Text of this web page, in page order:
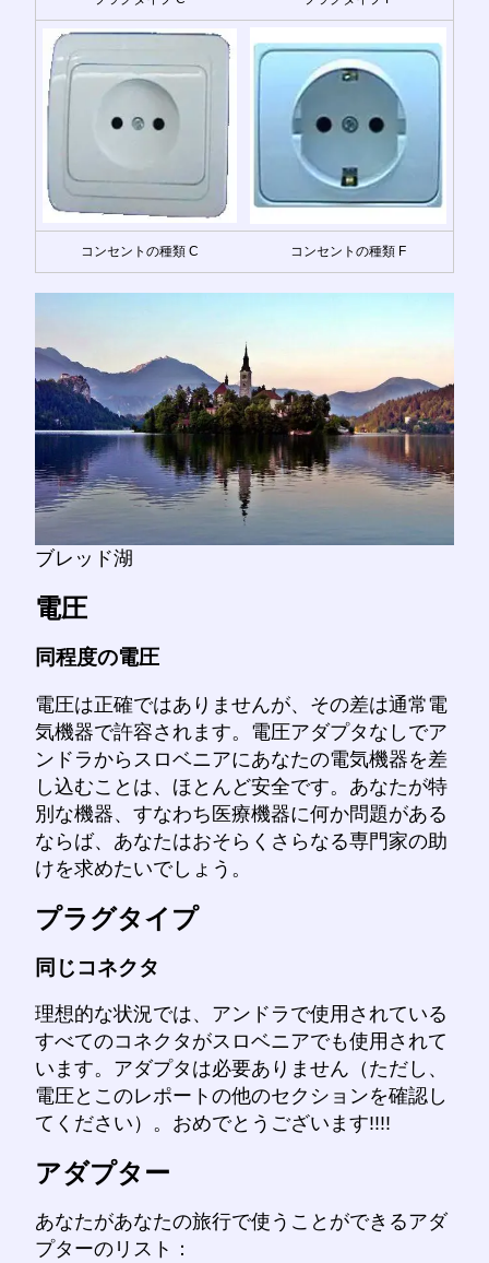
コンセントの種類 C コンセントの種類 F
ブレッド湖
電圧
同程度の電圧
電圧は正確ではありませんが、その差は通常電
気機器で許容されます。電圧アダプタなしでア
ンドラからスロベニアにあなたの電気機器を差
し込むことは、ほとんど安全です。あなたが特
別な機器、すなわち医療機器に何か問題がある
ならば、あなたはおそらくさらなる専門家の助
けを求めたいでしょう。
プラグタイプ
同じコネクタ
理想的な状況では、アンドラで使用されている
すべてのコネクタがスロベニアでも使用されて
います。アダプタは必要ありません（ただし、
電圧とこのレポートの他のセクションを確認し
てください）。おめでとうございます!!!!
アダプター
あなたがあなたの旅行で使うことができるアダ
プターのリスト：